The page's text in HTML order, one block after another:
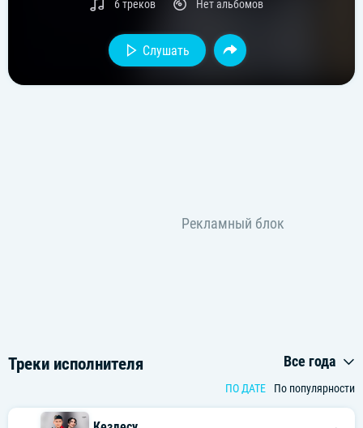
6 треков Нет альбомов
Слушать
Треки исполнителя Все года
ПО ДАТЕ По популярности